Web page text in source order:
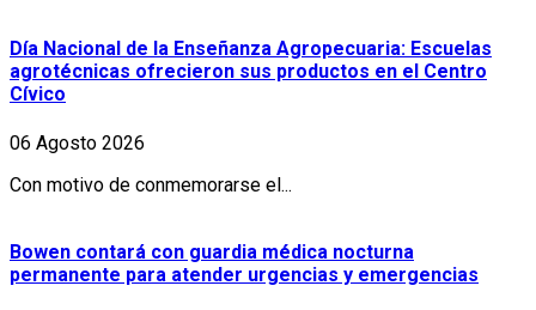
Día Nacional de la Enseñanza Agropecuaria: Escuelas
agrotécnicas ofrecieron sus productos en el Centro
Cívico
06 Agosto 2026
Con motivo de conmemorarse el...
Bowen contará con guardia médica nocturna
permanente para atender urgencias y emergencias